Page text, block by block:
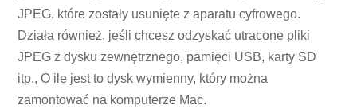
JPEG, które zostały usunięte z aparatu cyfrowego.
Działa również, jeśli chcesz odzyskać utracone pliki
JPEG z dysku zewnętrznego, pamięci USB, karty SD
itp., O ile jest to dysk wymienny, który można
zamontować na komputerze Mac.